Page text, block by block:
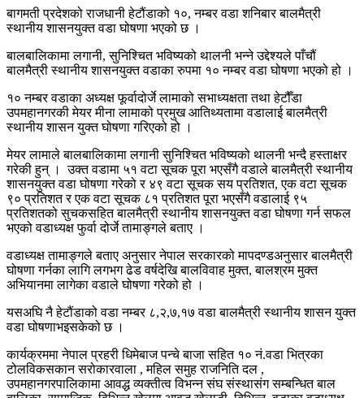
बागमती प्रदेशको राजधानी हेटौंडाको १०, नम्बर वडा शनिबार बालमैत्री
स्थानीय शासनयुक्त वडा घोषणा भएको छ ।
बालबालिकामा लगानी, सुनिश्चित भविष्यको थालनी भन्ने उद्देश्यले पाँचौं
बालमैत्री स्थानीय शासनयुक्त वडाका रुपमा १० नम्बर वडा घोषणा भएको हो ।
१० नम्बर वडाका अध्यक्ष फूर्वादोर्जे लामाको सभाध्यक्षता तथा हेटौँडा
उपमहानगरकी मेयर मीना लामाको प्रमुख आतिथ्यतामा वडालाई बालमैत्री
स्थानीय शासन युक्त घोषणा गरिएको हो ।
मेयर लामाले बालबालिकामा लगानी सुनिश्चित भविष्यको थालनी भन्दै हस्ताक्षर
गरेकी हुन् । उक्त वडामा ५१ वटा सूचक पूरा भएसँगै वडाले बालमैत्री स्थानीय
शासनयुक्त वडा घोषणा गरेको र ४९ वटा सूचक सय प्रतिशत, एक वटा सूचक
९० प्रतिशत र एक वटा सूचक ८१ प्रतिशत पूरा भएसँगै वडालाई ९५
प्रतिशतको सुचकसहित बालमैत्री स्थानीय शासनयुक्त वडा घोषणा गर्न सफल
भएको वडाध्यक्ष फुर्वा दोर्जे तामाङ्गले बताए ।
वडाध्यक्ष तामाङ्गले बताए अनुसार नेपाल सरकारको मापदण्डअनुसार बालमैत्री
घोषणा गर्नका लागि लगभग ढेड वर्षदेखि बालविवाह मुक्त, बालश्रम मुक्त
अभियानमा लागेका वडाले घोषणा गरेको हो ।
यसअघि नै हेटौंडाको वडा नम्बर ८,२,७,१७ वडा बालमैत्री स्थानीय शासन युक्त
वडा घोषणाभइसकेको छ ।
कार्यक्रममा नेपाल प्रहरी धिमेबाज पन्चे बाजा सहित १० नं.वडा भित्रका
टोलविकसकान सरोकारवाला , महिल समुह राजनिति दल ,
उपमहानगरपालिकामा आवद्ध व्यक्तीत्व विभन्न संघ संस्थासंग सम्बन्धित बाल